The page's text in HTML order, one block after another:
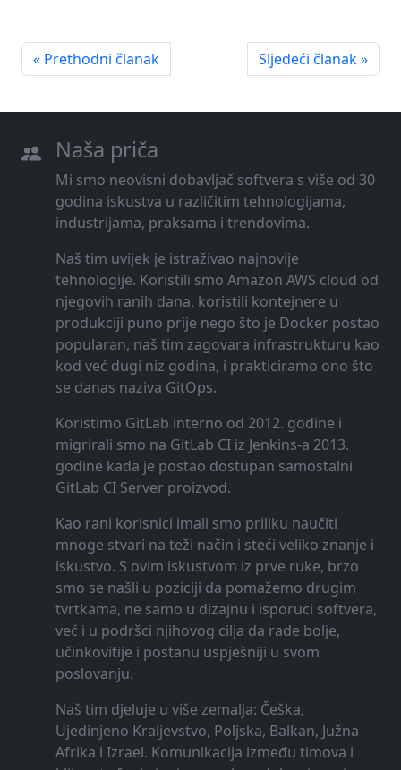
« Prethodni članak Sljedeći članak »
Naša priča
Mi smo neovisni dobavljač softvera s više od 30
godina iskustva u različitim tehnologijama,
industrijama, praksama i trendovima.
Naš tim uvijek je istraživao najnovije
tehnologije. Koristili smo Amazon AWS cloud od
njegovih ranih dana, koristili kontejnere u
produkciji puno prije nego što je Docker postao
popularan, naš tim zagovara infrastrukturu kao
kod već dugi niz godina, i prakticiramo ono što
se danas naziva GitOps.
Koristimo GitLab interno od 2012. godine i
migrirali smo na GitLab CI iz Jenkins-a 2013.
godine kada je postao dostupan samostalni
GitLab CI Server proizvod.
Kao rani korisnici imali smo priliku naučiti
mnoge stvari na teži način i steći veliko znanje i
iskustvo. S ovim iskustvom iz prve ruke, brzo
smo se našli u poziciji da pomažemo drugim
tvrtkama, ne samo u dizajnu i isporuci softvera,
već i u podršci njihovog cilja da rade bolje,
učinkovitije i postanu uspješniji u svom
poslovanju.
Naš tim djeluje u više zemalja: Češka,
Ujedinjeno Kraljevstvo, Poljska, Balkan, Južna
Afrika i Izrael. Komunikacija između timova i